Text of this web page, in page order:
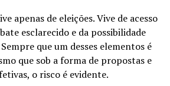
apenas de eleições. Vive de acesso
esclarecido e da possibilidade
que um desses elementos é
que sob a forma de propostas e
o risco é evidente.